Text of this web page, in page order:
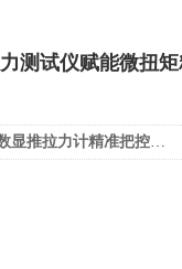
测试仪赋能微扭
精准把控节点承载力，筑牢工程安全底线